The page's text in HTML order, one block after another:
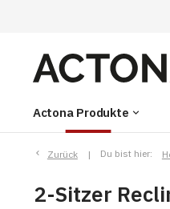
Actona Produkte keyboard_arrow_down
Zurück Du bist hier:
2-Sitzer